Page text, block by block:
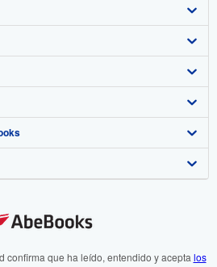
afiliados
confirma que ha leído, entendido y acepta los